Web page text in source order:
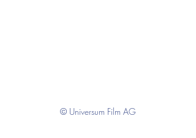
© Universum Film AG